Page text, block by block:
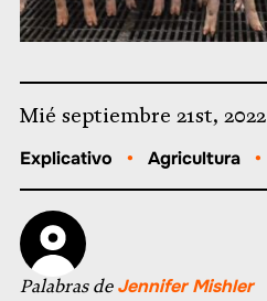
Mié septiembre 21st, 2022
Explicativo • Agricultura •
Palabras de Jennifer Mishler